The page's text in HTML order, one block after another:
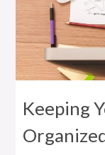
Keeping